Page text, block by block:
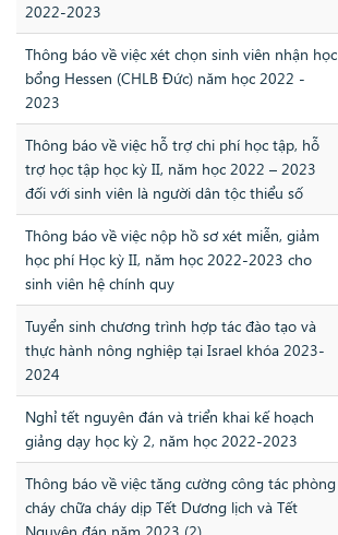
2022-2023
Thông báo về việc xét chọn sinh viên nhận học
bổng Hessen (CHLB Đức) năm học 2022 -
2023
Thông báo về việc hỗ trợ chi phí học tập, hỗ
trợ học tập học kỳ II, năm học 2022 – 2023
đối với sinh viên là người dân tộc thiểu số
Thông báo về việc nộp hồ sơ xét miễn, giảm
học phí Học kỳ II, năm học 2022-2023 cho
sinh viên hệ chính quy
Tuyển sinh chương trình hợp tác đào tạo và
thực hành nông nghiệp tại Israel khóa 2023-
2024
Nghỉ tết nguyên đán và triển khai kế hoạch
giảng dạy học kỳ 2, năm học 2022-2023
Thông báo về việc tăng cường công tác phòng
cháy chữa cháy dịp Tết Dương lịch và Tết